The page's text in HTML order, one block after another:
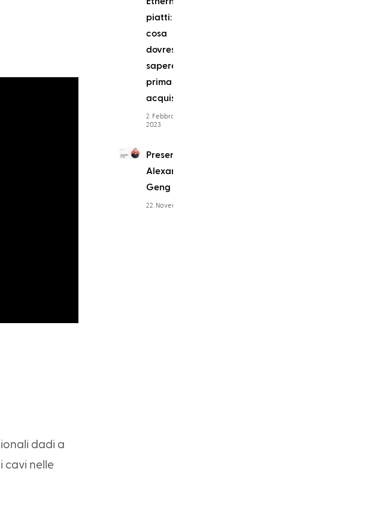
dadi a
cavi nelle
piatti:
cosa
dovresti
sapere
prima di
acquistarli
2. Febbraio
2023
Presentazione:
Alexander
Geng
22. Novembre 2023